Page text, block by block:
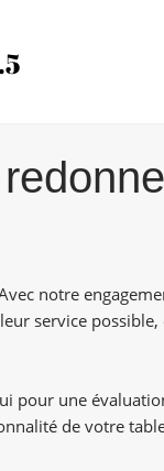
notre
service possible,
pour une
de votre